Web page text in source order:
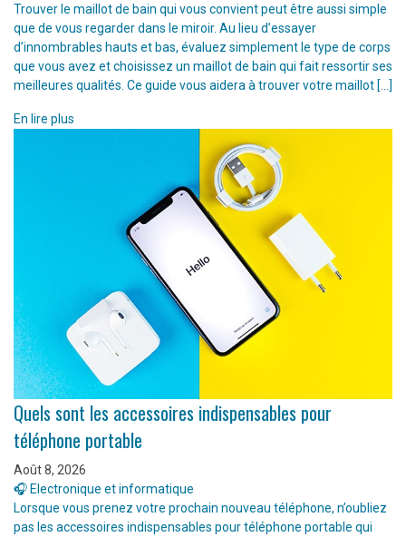
Trouver le maillot de bain qui vous convient peut être aussi simple
que de vous regarder dans le miroir. Au lieu d’essayer
d’innombrables hauts et bas, évaluez simplement le type de corps
que vous avez et choisissez un maillot de bain qui fait ressortir ses
meilleures qualités. Ce guide vous aidera à trouver votre maillot […]
En lire plus
Quels sont les accessoires indispensables pour
téléphone portable
Août 8, 2026
🎧 Electronique et informatique
Lorsque vous prenez votre prochain nouveau téléphone, n’oubliez
pas les accessoires indispensables pour téléphone portable qui